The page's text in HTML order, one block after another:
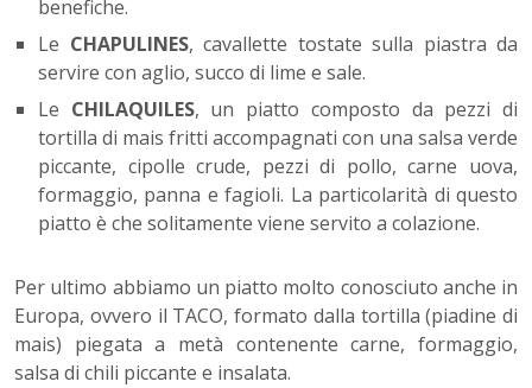
benefiche.
Le CHAPULINES, cavallette tostate sulla piastra da
servire con aglio, succo di lime e sale.
Le CHILAQUILES, un piatto composto da pezzi di
tortilla di mais fritti accompagnati con una salsa verde
piccante, cipolle crude, pezzi di pollo, carne uova,
formaggio, panna e fagioli. La particolarità di questo
piatto è che solitamente viene servito a colazione.
Per ultimo abbiamo un piatto molto conosciuto anche in
Europa, ovvero il TACO, formato dalla tortilla (piadine di
mais) piegata a metà contenente carne, formaggio,
salsa di chili piccante e insalata.